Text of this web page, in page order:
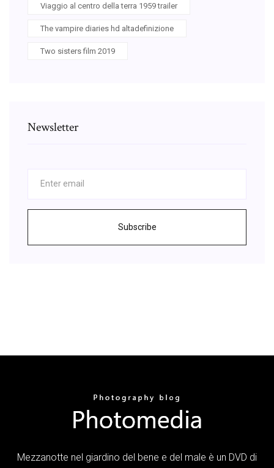
Viaggio al centro della terra 1959 trailer
The vampire diaries hd altadefinizione
Two sisters film 2019
Newsletter
Subscribe
Mezzanotte nel giardino del bene e del male è un DVD di